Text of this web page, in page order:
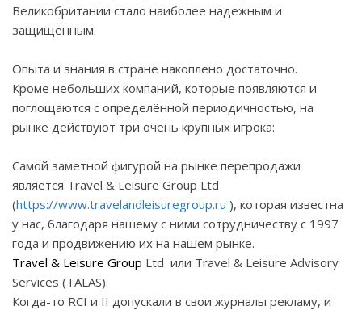
Великобритании стало наиболее надежным и
защищенным.
Опыта и знания в стране накоплено достаточно.
Кроме небольших компаний, которые появляются и
поглощаются с определённой периодичностью, на
рынке действуют три очень крупных игрока:
Самой заметной фигурой на рынке перепродажи
является Travel & Leisure Group Ltd
(https://www.travelandleisuregroup.ru ), которая известна
у нас, благодаря нашему с ними сотрудничеству с 1997
года и продвижению их на нашем рынке.
Travel & Leisure Group Ltd или Travel & Leisure Advisory
Services (TALAS).
Когда-то RCI и II допускали в свои журналы рекламу, и